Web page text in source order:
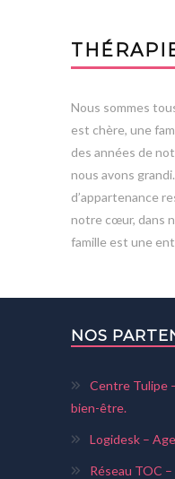
Nous sommes
est chère, une
des années de
nous avons
d’appartenance
notre cœur, dans
famille est une
NOS
Centre Tulipe
bien-être.
Logidesk –
Réseau TOC